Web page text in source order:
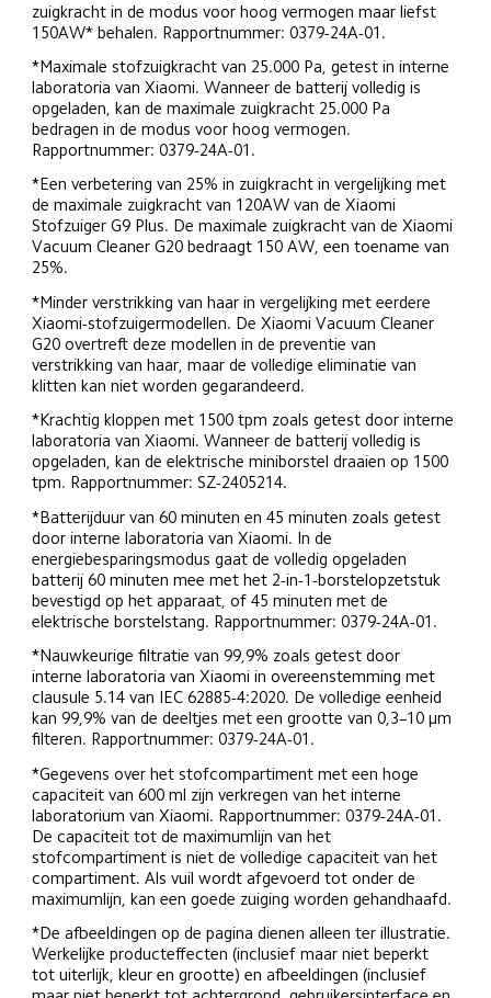
zuigkracht in de modus voor hoog vermogen maar liefst
150AW* behalen. Rapportnummer: 0379-24A-01.
*Maximale stofzuigkracht van 25.000 Pa, getest in interne
laboratoria van Xiaomi. Wanneer de batterij volledig is
opgeladen, kan de maximale zuigkracht 25.000 Pa
bedragen in de modus voor hoog vermogen.
Rapportnummer: 0379-24A-01.
*Een verbetering van 25% in zuigkracht in vergelijking met
de maximale zuigkracht van 120AW van de Xiaomi
Stofzuiger G9 Plus. De maximale zuigkracht van de Xiaomi
Vacuum Cleaner G20 bedraagt 150 AW, een toename van
25%.
*Minder verstrikking van haar in vergelijking met eerdere
Xiaomi-stofzuigermodellen. De Xiaomi Vacuum Cleaner
G20 overtreft deze modellen in de preventie van
verstrikking van haar, maar de volledige eliminatie van
klitten kan niet worden gegarandeerd.
*Krachtig kloppen met 1500 tpm zoals getest door interne
laboratoria van Xiaomi. Wanneer de batterij volledig is
opgeladen, kan de elektrische miniborstel draaien op 1500
tpm. Rapportnummer: SZ-2405214.
*Batterijduur van 60 minuten en 45 minuten zoals getest
door interne laboratoria van Xiaomi. In de
energiebesparingsmodus gaat de volledig opgeladen
batterij 60 minuten mee met het 2-in-1-borstelopzetstuk
bevestigd op het apparaat, of 45 minuten met de
elektrische borstelstang. Rapportnummer: 0379-24A-01.
*Nauwkeurige filtratie van 99,9% zoals getest door
interne laboratoria van Xiaomi in overeenstemming met
clausule 5.14 van IEC 62885-4:2020. De volledige eenheid
kan 99,9% van de deeltjes met een grootte van 0,3–10 μm
filteren. Rapportnummer: 0379-24A-01.
*Gegevens over het stofcompartiment met een hoge
capaciteit van 600 ml zijn verkregen van het interne
laboratorium van Xiaomi. Rapportnummer: 0379-24A-01.
De capaciteit tot de maximumlijn van het
stofcompartiment is niet de volledige capaciteit van het
compartiment. Als vuil wordt afgevoerd tot onder de
maximumlijn, kan een goede zuiging worden gehandhaafd.
*De afbeeldingen op de pagina dienen alleen ter illustratie.
Werkelijke producteffecten (inclusief maar niet beperkt
tot uiterlijk, kleur en grootte) en afbeeldingen (inclusief